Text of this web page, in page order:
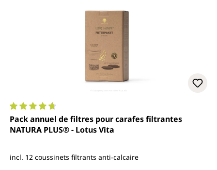
Note moyenne de 4.7 sur 5 étoiles
Pack annuel de filtres pour carafes filtrantes
NATURA PLUS® - Lotus Vita
incl. 12 coussinets filtrants anti-calcaire